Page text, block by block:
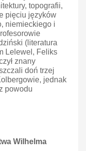
topografii,
pięciu języków
niemieckiego i
(literatura
Lelewel, Feliks
znany
doń trzej
jednak
powodu
Wilhelma